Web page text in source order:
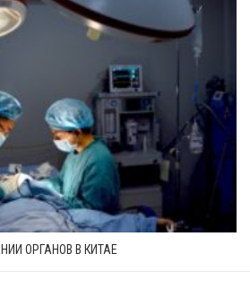
ОРГАНОВ В КИТАЕ